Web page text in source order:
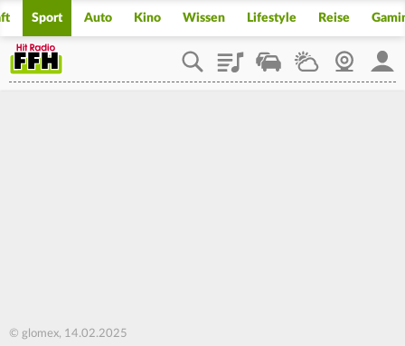
Sport Auto Kino Wissen Lifestyle Reise
PlaylistStaupilotWetterWebcam
© glomex, 14.02.2025